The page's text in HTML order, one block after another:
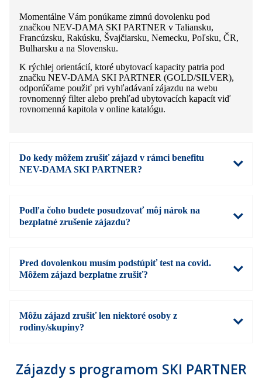
Momentálne Vám ponúkame zimnú dovolenku pod
značkou NEV-DAMA SKI PARTNER v Taliansku,
Francúzsku, Rakúsku, Švajčiarsku, Nemecku, Poľsku, ČR,
Bulharsku a na Slovensku.
K rýchlej orientácií, ktoré ubytovací kapacity patria pod
značku NEV-DAMA SKI PARTNER (GOLD/SILVER),
odporúčame použiť pri vyhľadávaní zájazdu na webu
rovnomenný filter alebo prehľad ubytovacích kapacít viď
rovnomenná kapitola v online katalógu.
Do kedy môžem zrušiť zájazd v rámci benefitu
NEV-DAMA SKI PARTNER?
Podľa čoho budete posudzovať môj nárok na
bezplatné zrušenie zájazdu?
Pred dovolenkou musím podstúpiť test na covid.
Môžem zájazd bezplatne zrušiť?
Môžu zájazd zrušiť len niektoré osoby z
rodiny/skupiny?
Zájazdy s programom SKI PARTNER